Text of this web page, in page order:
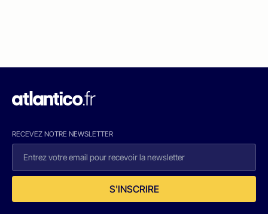
RECEVEZ NOTRE NEWSLETTER
S'INSCRIRE